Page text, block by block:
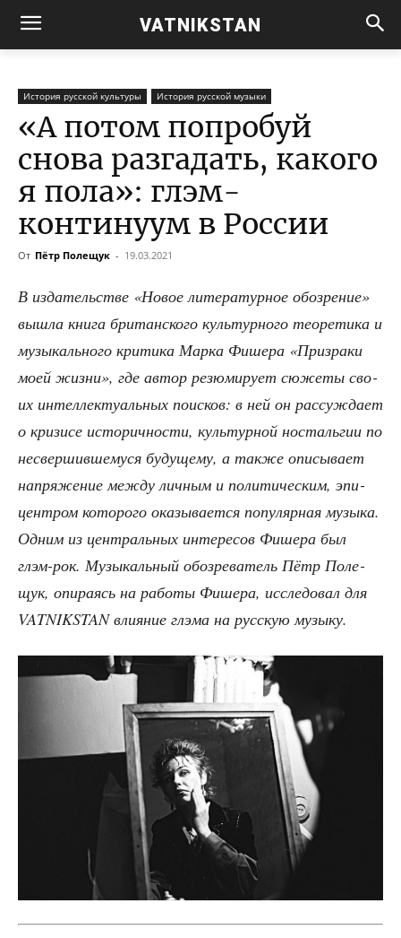
VATNIKSTAN
История русской культуры История русской музыки
«А потом попробуй
снова разгадать, какого
я пола»: глэм-
континуум в России
От Пётр Полещук - 19.03.2021
В изда­тель­стве «Новое лите­ра­тур­ное обо­зре­ние»
вышла кни­га бри­тан­ско­го куль­тур­но­го тео­ре­ти­ка и
музы­каль­но­го кри­ти­ка Мар­ка Фише­ра «При­зра­ки
моей жиз­ни», где автор резю­ми­ру­ет сюже­ты сво­
их интел­лек­ту­аль­ных поис­ков: в ней он рас­суж­да­ет
о кри­зи­се исто­рич­но­сти, куль­тур­ной носталь­гии по
несвер­шив­ше­му­ся буду­ще­му, а так­же опи­сы­ва­ет
напря­же­ние меж­ду лич­ным и поли­ти­че­ским, эпи­
цен­тром кото­ро­го ока­зы­ва­ет­ся попу­ляр­ная музы­ка.
Одним из цен­траль­ных инте­ре­сов Фише­ра был
глэм-рок. Музы­каль­ный обо­зре­ва­тель Пётр Поле­
щук, опи­ра­ясь на рабо­ты Фише­ра, иссле­до­вал для
VATNIKSTAN вли­я­ние глэ­ма на рус­скую музыку.